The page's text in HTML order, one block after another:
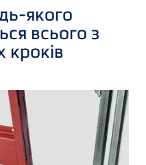
якого
всього з
кроків